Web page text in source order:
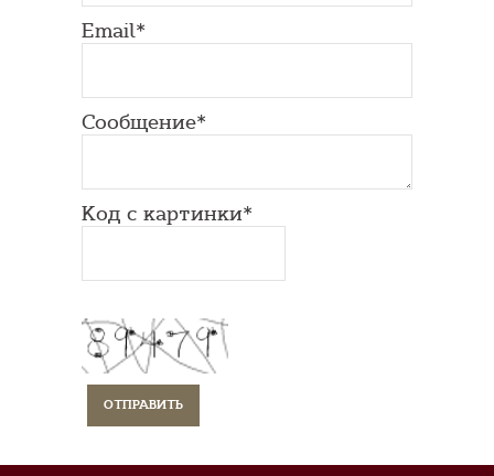
Email*
Сообщение*
Код с картинки*